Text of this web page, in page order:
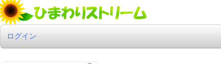
ログイン